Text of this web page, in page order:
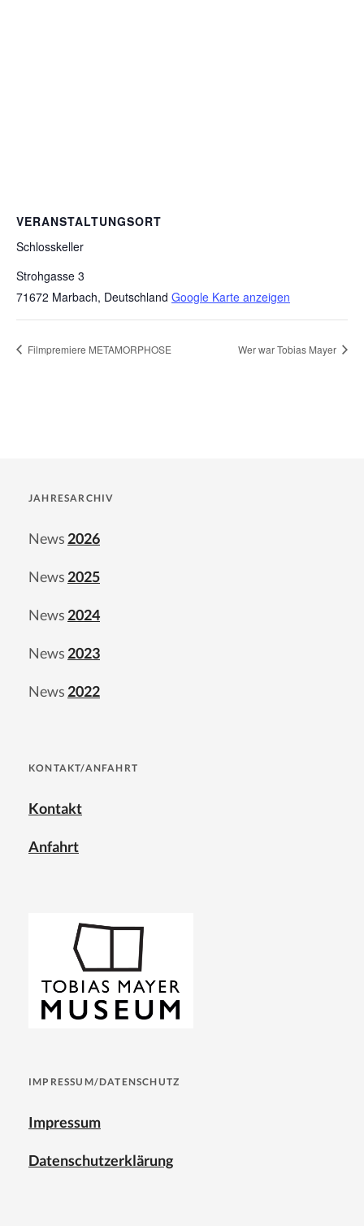
VERANSTALTUNGSORT
Schlosskeller
Strohgasse 3
71672 Marbach, Deutschland Google Karte anzeigen
Filmpremiere METAMORPHOSE Wer war Tobias Mayer
JAHRESARCHIV
News 2026
News 2025
News 2024
News 2023
News 2022
KONTAKT/ANFAHRT
Kontakt
Anfahrt
IMPRESSUM/DATENSCHUTZ
Impressum
Datenschutzerklärung